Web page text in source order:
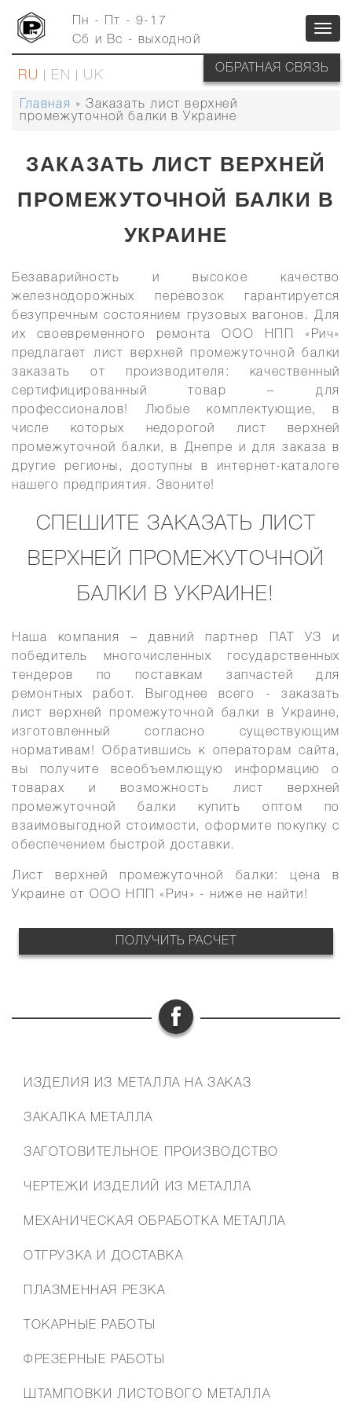
основному
Пн - Пт - 9-17
Сб и Вс - выходной
ОБРАТНАЯ СВЯЗЬ
RU EN UK
СТРОКА
Главная
Заказать лист верхней
промежуточной балки в Украине
ЗАКАЗАТЬ ЛИСТ ВЕРХНЕЙ
ПРОМЕЖУТОЧНОЙ БАЛКИ В
УКРАИНЕ
Безаварийность и высокое качество
железнодорожных перевозок гарантируется
безупречным состоянием грузовых вагонов. Для
их своевременного ремонта ООО НПП «Рич»
предлагает лист верхней промежуточной балки
заказать от производителя : качественный
сертифицированный товар – для
профессионалов! Любые комплектующие, в
числе которых недорогой лист верхней
промежуточной балки, в Днепре и для заказа в
другие регионы, доступны в интернет-каталоге
нашего предприятия. Звоните!
СПЕШИТЕ ЗАКАЗАТЬ ЛИСТ
ВЕРХНЕЙ ПРОМЕЖУТОЧНОЙ
БАЛКИ В УКРАИНЕ!
Наша компания – давний партнер ПАТ УЗ и
победитель многочисленных государственных
тендеров по поставкам запчастей для
ремонтных работ. Выгоднее всего -заказать
лист верхней промежуточной балки в Украине,
изготовленный согласно существующим
нормативам! Обратившись к операторам сайта,
вы получите всеобъемлющую информацию о
товарах и возможность лист верхней
промежуточной балки купить оптом
по
взаимовыгодной стоимости, оформите покупку с
обеспечением быстрой доставки.
Лист верхней промежуточной балки: цена в
Украине от ООО НПП «Рич» - ниже не найти!
ПОЛУЧИТЬ РАСЧЕТ
ФУТЕР
МЕНЮ
ИЗДЕЛИЯ ИЗ МЕТАЛЛА НА ЗАКАЗ
ЗАКАЛКА МЕТАЛЛА
ЗАГОТОВИТЕЛЬНОЕ ПРОИЗВОДСТВО
ЧЕРТЕЖИ ИЗДЕЛИЙ ИЗ МЕТАЛЛА
МЕХАНИЧЕСКАЯ ОБРАБОТКА МЕТАЛЛА
ОТГРУЗКА И ДОСТАВКА
ПЛАЗМЕННАЯ РЕЗКА
ТОКАРНЫЕ РАБОТЫ
ФРЕЗЕРНЫЕ РАБОТЫ
ШТАМПОВКИ ЛИСТОВОГО МЕТАЛЛА